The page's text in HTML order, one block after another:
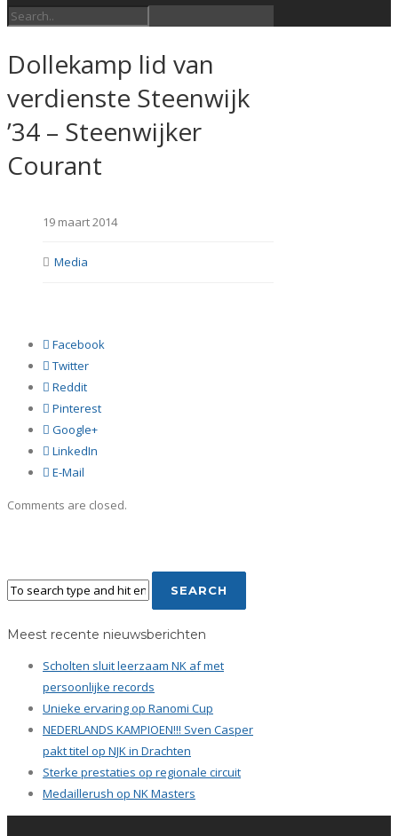
Dollekamp lid van
verdienste Steenwijk
’34 – Steenwijker
Courant
19 maart 2014
Media
Facebook
Twitter
Reddit
Pinterest
Google+
LinkedIn
E-Mail
Comments are closed.
Meest recente nieuwsberichten
Scholten sluit leerzaam NK af met
persoonlijke records
Unieke ervaring op Ranomi Cup
NEDERLANDS KAMPIOEN!!! Sven Casper
pakt titel op NJK in Drachten
Sterke prestaties op regionale circuit
Medaillerush op NK Masters